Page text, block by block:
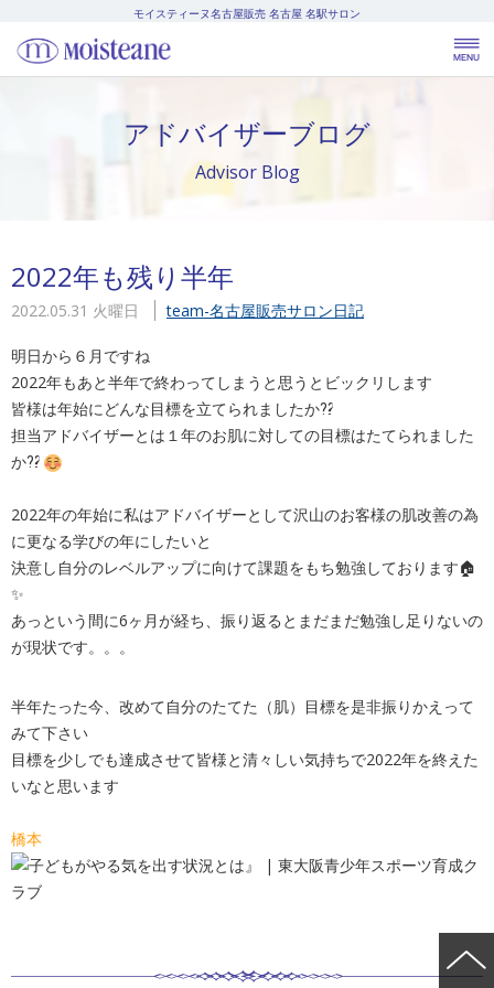
モイスティーヌ名古屋販売 名古屋 名駅サロン
アドバイザーブログ
Advisor Blog
2022年も残り半年
2022.05.31 火曜日 team-名古屋販売サロン日記
明日から６月ですね
2022年もあと半年で終わってしまうと思うとビックリします
皆様は年始にどんな目標を立てられましたか⁇
担当アドバイザーとは１年のお肌に対しての目標はたてられました
か⁇
2022年の年始に私はアドバイザーとして沢山のお客様の肌改善の為
に更なる学びの年にしたいと
決意し自分のレベルアップに向けて課題をもち勉強しております🏠
✨
あっという間に6ヶ月が経ち、振り返るとまだまだ勉強し足りないの
が現状です。。。
半年たった今、改めて自分のたてた（肌）目標を是非振りかえって
みて下さい
目標を少しでも達成させて皆様と清々しい気持ちで2022年を終えた
いなと思います
橋本